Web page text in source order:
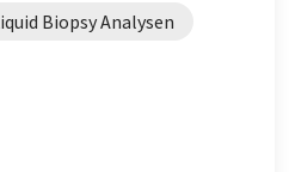
Biopsy Analysen